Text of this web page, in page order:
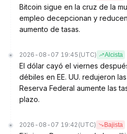
Bitcoin sigue en la cruz de la
empleo decepcionan y
aumento de tasas.
2026-08-07 19:45 (UTC) Alcista
El dólar cayó el viernes
débiles en EE. UU. redujeron
Reserva Federal aumente las
plazo.
2026-08-07 19:42 (UTC) Bajista